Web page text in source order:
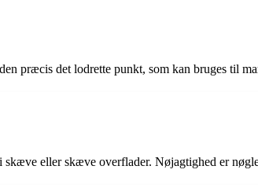
præcis det lodrette punkt, som kan bruges til
eller skæve overflader. Nøjagtighed er